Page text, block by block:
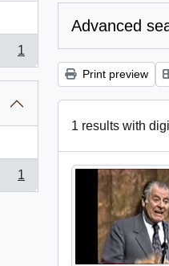
1
1
Advanced
Print preview
1 results with